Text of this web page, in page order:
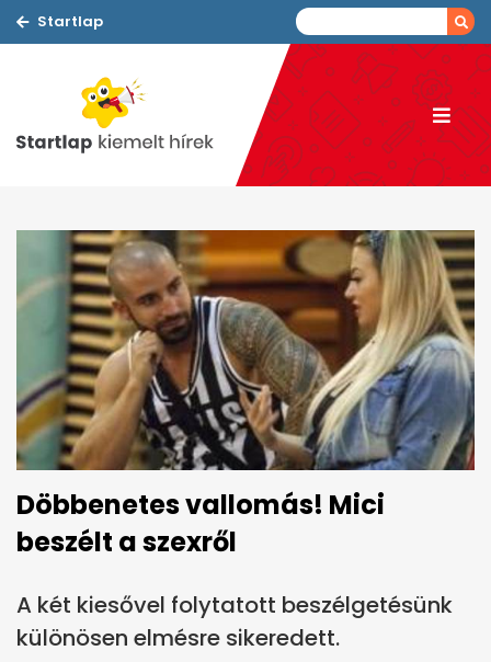
Startlap
Döbbenetes vallomás! Mici
beszélt a szexről
A két kiesővel folytatott beszélgetésünk
különösen elmésre sikeredett.